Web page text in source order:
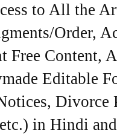
to All the
Order,
Free Content,
Editable
Divorce
in Hindi